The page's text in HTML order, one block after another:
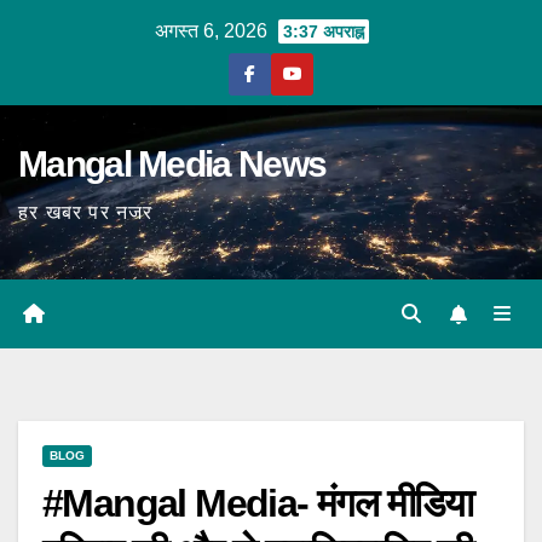
अगस्त 6, 2026 3:37 अपराह्न
Mangal Media News
हर खबर पर नजर
BLOG
#Mangal Media- मंगल मीडिया